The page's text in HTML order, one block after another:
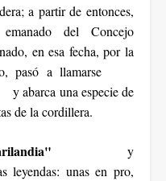
a partir de entonces,
del Concejo
en esa fecha, por la
pasó a llamarse
y abarca una especie de
de la cordillera.
y
leyendas: unas en pro,